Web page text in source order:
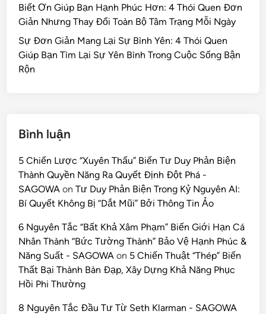
Biết Ơn Giúp Bạn Hạnh Phúc Hơn: 4 Thói Quen Đơn
Giản Nhưng Thay Đổi Toàn Bộ Tâm Trạng Mỗi Ngày
Sự Đơn Giản Mang Lại Sự Bình Yên: 4 Thói Quen
Giúp Bạn Tìm Lại Sự Yên Bình Trong Cuộc Sống Bận
Rộn
Bình luận
5 Chiến Lược “Xuyên Thấu” Biến Tư Duy Phản Biện
Thành Quyền Năng Ra Quyết Định Đột Phá -
SAGOWA onTư Duy Phản Biện Trong Kỷ Nguyên AI:
Bí Quyết Không Bị “Dắt Mũi” Bởi Thông Tin Ảo
6 Nguyên Tắc “Bất Khả Xâm Phạm” Biến Giới Hạn Cá
Nhân Thành “Bức Tường Thành” Bảo Vệ Hạnh Phúc &
Năng Suất - SAGOWA on 5 Chiến Thuật “Thép” Biến
Thất Bại Thành Bàn Đạp, Xây Dựng Khả Năng Phục
Hồi Phi Thường
8 Nguyên Tắc Đầu Tư Từ Seth Klarman - SAGOWA